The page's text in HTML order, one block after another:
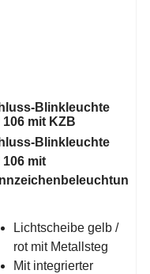
Blinkleuchte
106 mit KZB
Blinkleuchte
106 mit
Lichtscheibe gelb /
rot mit Metallsteg
Mit integrierter